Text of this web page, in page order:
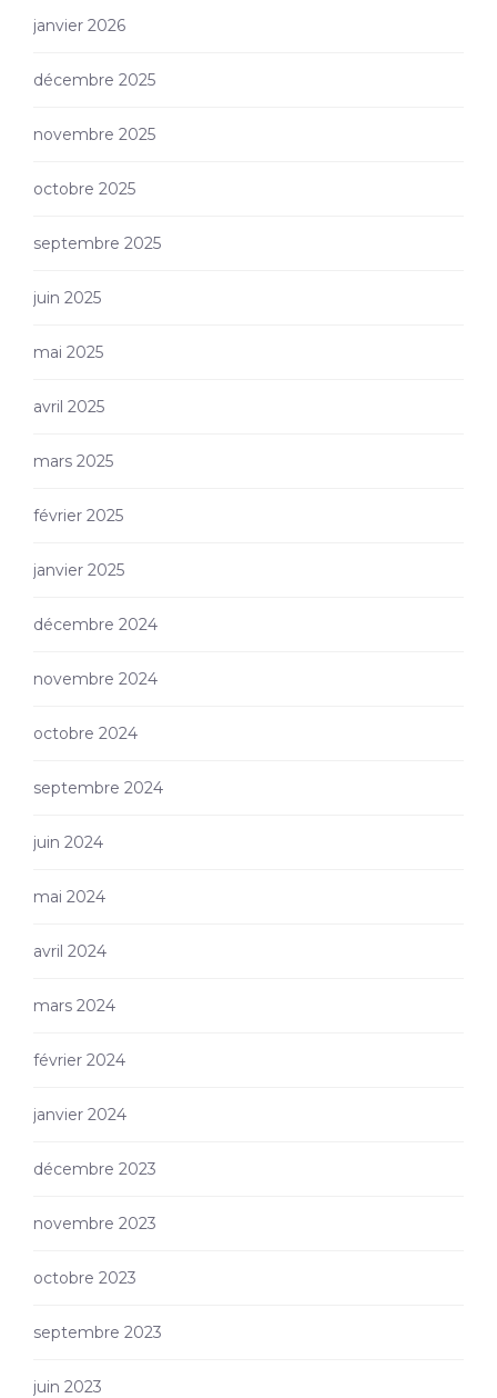
janvier 2026
décembre 2025
novembre 2025
octobre 2025
septembre 2025
juin 2025
mai 2025
avril 2025
mars 2025
février 2025
janvier 2025
décembre 2024
novembre 2024
octobre 2024
septembre 2024
juin 2024
mai 2024
avril 2024
mars 2024
février 2024
janvier 2024
décembre 2023
novembre 2023
octobre 2023
septembre 2023
juin 2023